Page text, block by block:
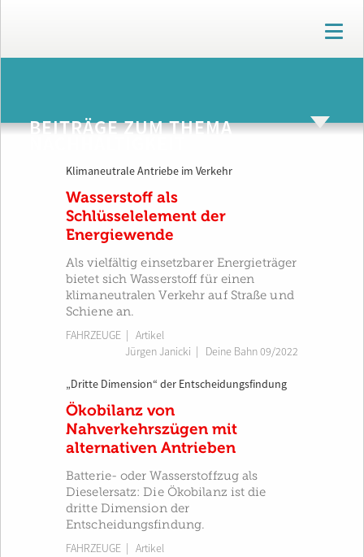
T
o
g
n
BEITRÄGE ZUM THEMA
Klimaneutrale Antriebe im Verkehr
Wasserstoff als
Schlüsselelement der
Energiewende
Als vielfältig einsetzbarer Energieträger
bietet sich Wasserstoff für einen
klimaneutralen Verkehr auf Straße und
Schiene an.
FAHRZEUGE | Artikel
Jürgen Janicki
Deine Bahn 09/2022
„Dritte Dimension“ der Entscheidungsfindung
Ökobilanz von
Nahverkehrszügen mit
alternativen Antrieben
Batterie- oder Wasserstoffzug als
Dieselersatz: Die Ökobilanz ist die
dritte Dimension der
Entscheidungsfindung.
FAHRZEUGE | Artikel